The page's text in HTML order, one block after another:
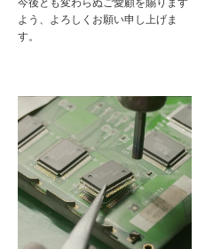
よう、よろしくお願い申し上げま
す。